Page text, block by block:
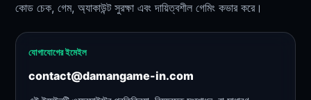
কোড চেক, গেম, অ্যাকাউন্ট সুরক্ষা এবং দায়িত্বশীল গেমিং কভার করে।
যোগাযোগের ইমেইল
contact@damangame-in.com